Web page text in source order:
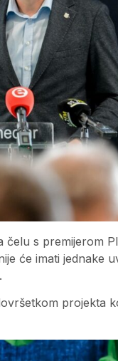
čelu s premijerom
će imati jednake
projekta